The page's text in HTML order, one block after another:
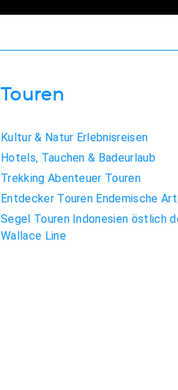
Touren
Kultur & Natur Erlebnisreisen
Hotels, Tauchen & Badeurlaub
Trekking Abenteuer Touren
Entdecker Touren Endemische
Segel Touren Indonesien östlich
Wallace Line